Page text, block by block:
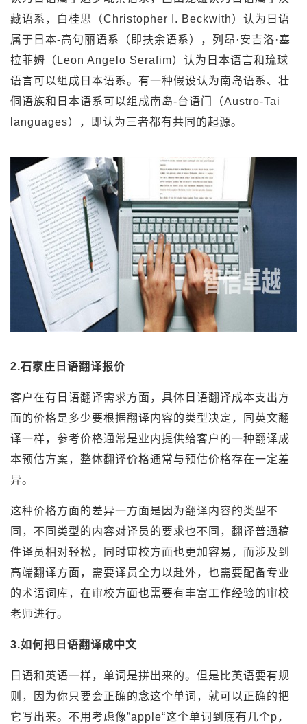
藏语系，白桂思（Christopher I. Beckwith）认为日语
属于日本-高句丽语系（即扶余语系），列昂·安吉洛·塞
拉菲姆（Leon Angelo Serafim）认为日本语言和琉球
语言可以组成日本语系。有一种假设认为南岛语系、壮
侗语族和日本语系可以组成南岛-台语门（Austro-Tai
languages），即认为三者都有共同的起源。
2.石家庄日语翻译报价
客户在有日语翻译需求方面，具体日语翻译成本支出方
面的价格是多少要根据翻译内容的类型决定，同英文翻
译一样，参考价格通常是业内提供给客户的一种翻译成
本预估方案，整体翻译价格通常与预估价格存在一定差
异。
这种价格方面的差异一方面是因为翻译内容的类型不
同，不同类型的内容对译员的要求也不同，翻译普通稿
件译员相对轻松，同时审校方面也更加容易，而涉及到
高端翻译方面，需要译员全力以赴外，也需要配备专业
的术语词库，在审校方面也需要有丰富工作经验的审校
老师进行。
3.如何把日语翻译成中文
日语和英语一样，单词是拼出来的。但是比英语要有规
则，因为你只要会正确的念这个单词，就可以正确的把
它写出来。不用考虑像”apple“这个单词到底有几个p，